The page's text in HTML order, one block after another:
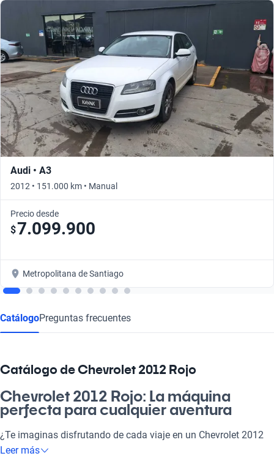
Audi • A3
2012 • 151.000 km • Manual
Precio desde
$7.099.900
Metropolitana de Santiago
CatálogoPreguntas frecuentes
Catálogo de Chevrolet 2012 Rojo
Chevrolet 2012 Rojo: La máquina
perfecta para cualquier aventura
¿Te imaginas disfrutando de cada viaje en un Chevrolet 2012
Rojo? Este auto es la combinación perfecta de estilo y
Leer más